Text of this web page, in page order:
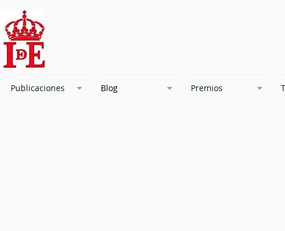
Publicaciones Blog Premios